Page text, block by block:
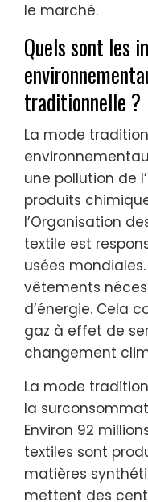
le marché.
Quels sont les
traditionnelle ?
La mode
une pollution de
produits
l’Organisation
textile est
usées
vêtements
d’énergie. Cela
gaz à effet de
changement
La mode
la
Environ 92
textiles sont
matières
mettent des